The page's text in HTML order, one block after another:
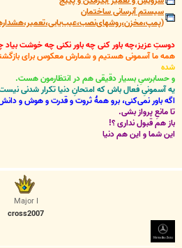
سیستم آبرسانی ساختمان
دوستِ عزیز،چه باور کنی چه باور نکنی چه خوشت
همه ما آسمونی هستیم و شمارش معکوس برای
شده
و حسابرسیِ بسیار دقیقی هم در انتظارمون هست.
یه آسمونیِ فعال باش که امتحانِ دنیا تکرار شدنی
اگه باور نمی‌کنی، برو همۀ ثروت و قدرت و هوش و دانش
تا مانعِ پرواز بشی.
باز هم قبول نداری ؟!
این شما و این هم دنیا
Major I
cross2007